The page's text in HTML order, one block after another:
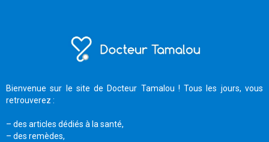
Bienvenue sur le site de Docteur Tamalou ! Tous les jours, vous
retrouverez :
– des articles dédiés à la santé,
– des remèdes,